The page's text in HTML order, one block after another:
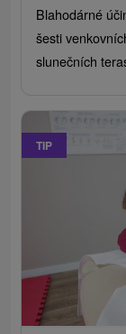
Blahodárné
šesti
slunečních
TIP